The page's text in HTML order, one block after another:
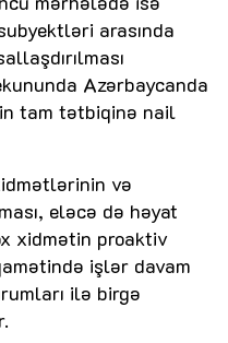
arasında
Azərbaycanda
tam tətbiqinə nail
və
eləcə də həyat
xidmətin proaktiv
işlər davam
ilə birgə